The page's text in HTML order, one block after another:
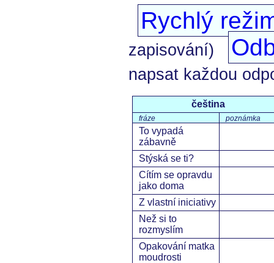
Rychlý
zapisování)
napsat každou
čeština
fráze poznámka
To vypadá
zábavně
Stýská se ti?
Cítím se opravdu
jako doma
Z vlastní iniciativy
Než si to
rozmyslím
Opakování matka
moudrosti